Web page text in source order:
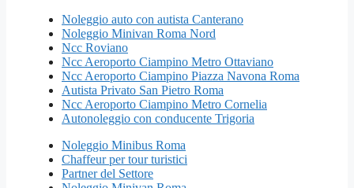
Noleggio auto con autista Canterano
Noleggio Minivan Roma Nord
Ncc Roviano
Ncc Aeroporto Ciampino Metro Ottaviano
Ncc Aeroporto Ciampino Piazza Navona Roma
Autista Privato San Pietro Roma
Ncc Aeroporto Ciampino Metro Cornelia
Autonoleggio con conducente Trigoria
Noleggio Minibus Roma
Chaffeur per tour turistici
Partner del Settore